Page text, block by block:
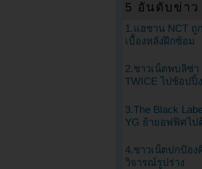
5 อันดับข่าว
1.แฮชาน NCT ถู
เบื้องหลังฝึกซ้อม
2.ชาวเน็ตพบลิซ่า
TWICE ไปช้อปปิ้
3.The Black
YG ย้ายอฟฟิศไ
4.ชาวเน็ตปกป้อง
วิจารณ์รูปร่าง